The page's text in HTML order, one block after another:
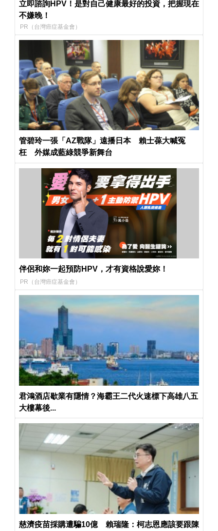
立即諮詢HPV！是對自己健康最好的投資，把握現在
不嫌晚！
PR（台灣癌症基金會）
管碧玲一張「AZ戰隊」遠播日本 賴士葆大喊冤
枉 外媒成藍綠競爭新舞台
伴侶和妳一起預防HPV，才有資格說愛妳！
PR（台灣癌症基金會）
君鴻酒店歇業有隱情？海霸王二代火速標下高雄八五
大樓幕後...
慈濟疫苗採購遭騙10億 賴瑞隆：柯志恩應該要跟陳